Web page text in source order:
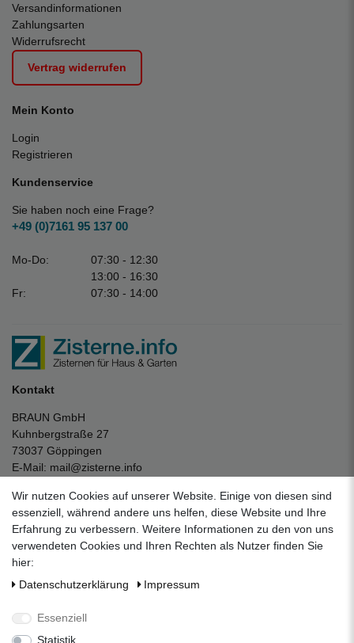
Versandinformationen
Zahlungsarten
Widerrufsrecht
Vertrag widerrufen
Mein Konto
Login
Registrieren
Kundenservice
Sie haben noch eine Frage?
+49 (0)7161 95 137 00
Mo-Do:
07:30 - 12:30
13:00 - 16:30
Fr:
07:30 - 14:00
Kontakt
BRAUN GmbH
Kuhnbergstraße 27
73037 Göppingen
E-Mail: mail@zisterne.info
Unternehmen
Datenschutzerklärung
Impressum
Über uns
Folgen Sie uns auf Social Media
Wir nutzen Cookies auf unserer Website. Einige von diesen sind
essenziell, während andere uns helfen, diese Website und Ihre
Erfahrung zu verbessern. Weitere Informationen zu den von uns
verwendeten Cookies und Ihren Rechten als Nutzer finden Sie
hier:
Daten­schutz­erklärung
Impressum
Essenziell
Statistik